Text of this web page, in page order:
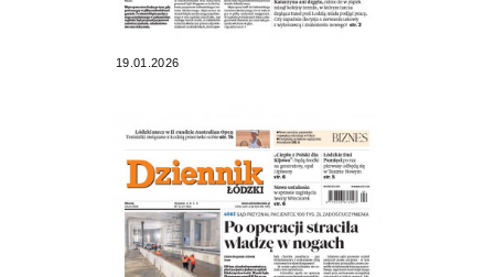
19.01.2026